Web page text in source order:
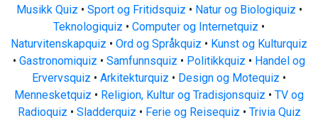
Musikk Quiz • Sport og Fritidsquiz • Natur og Biologiquiz •
Teknologiquiz • Computer og Internetquiz •
Naturvitenskapquiz • Ord og Språkquiz • Kunst og Kulturquiz
• Gastronomiquiz • Samfunnsquiz • Politikkquiz • Handel og
Ervervsquiz • Arkitekturquiz • Design og Motequiz •
Mennesketquiz • Religion, Kultur og Tradisjonsquiz • TV og
Radioquiz • Sladderquiz • Ferie og Reisequiz • Trivia Quiz